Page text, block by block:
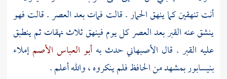
أنت تنهقين كما ينهق الحمار . قالت فمات بعد العصر . قالت فهو
ينشق عنه القبر بعد العصر كل يوم فينهق ثلاث نهقات ثم ينطبق
عليه القبر . قال الأصبهانيحدث بهأبو العباس الأصمإملاء
بنيسابوربمشهد منالحافظفلم ينكروه ، والله أعلم .